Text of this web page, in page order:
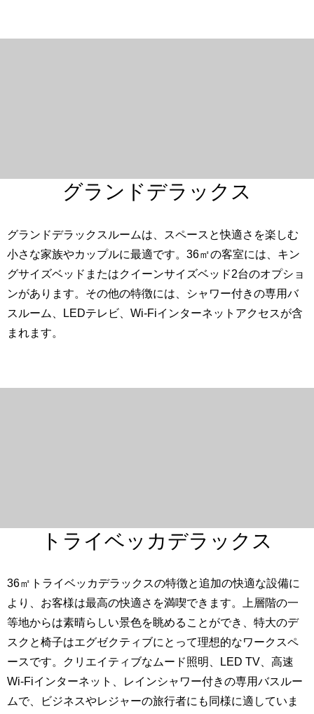
グランドデラックス
グランドデラックスルームは、スペースと快適さを楽しむ
小さな家族やカップルに最適です。36㎡の客室には、キン
グサイズベッドまたはクイーンサイズベッド2台のオプショ
ンがあります。その他の特徴には、シャワー付きの専用バ
スルーム、LEDテレビ、Wi-Fiインターネットアクセスが含
まれます。
トライベッカデラックス
36㎡トライベッカデラックスの特徴と追加の快適な設備に
より、お客様は最高の快適さを満喫できます。上層階の一
等地からは素晴らしい景色を眺めることができ、特大のデ
スクと椅子はエグゼクティブにとって理想的なワークスペ
ースです。クリエイティブなムード照明、LED TV、高速
Wi-Fiインターネット、レインシャワー付きの専用バスルー
ムで、ビジネスやレジャーの旅行者にも同様に適していま